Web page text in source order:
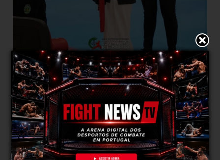
Imagem cedida Bárbara Silva
Hoje existem muito mais oportunidades para
competir do que existiam há alguns anos e, à
primeira vista, isso é bastante positivo. Mais
competições significam mais experiência, mais
aprendizagem e mais oportunidades de evolução.